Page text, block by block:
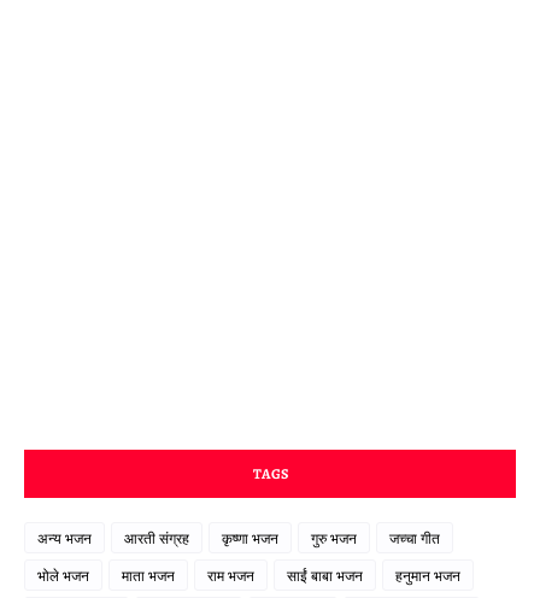
TAGS
अन्य भजन आरती संग्रह कृष्णा भजन गुरु भजन जच्चा गीत
भोले भजन माता भजन राम भजन साईं बाबा भजन हनुमान भजन